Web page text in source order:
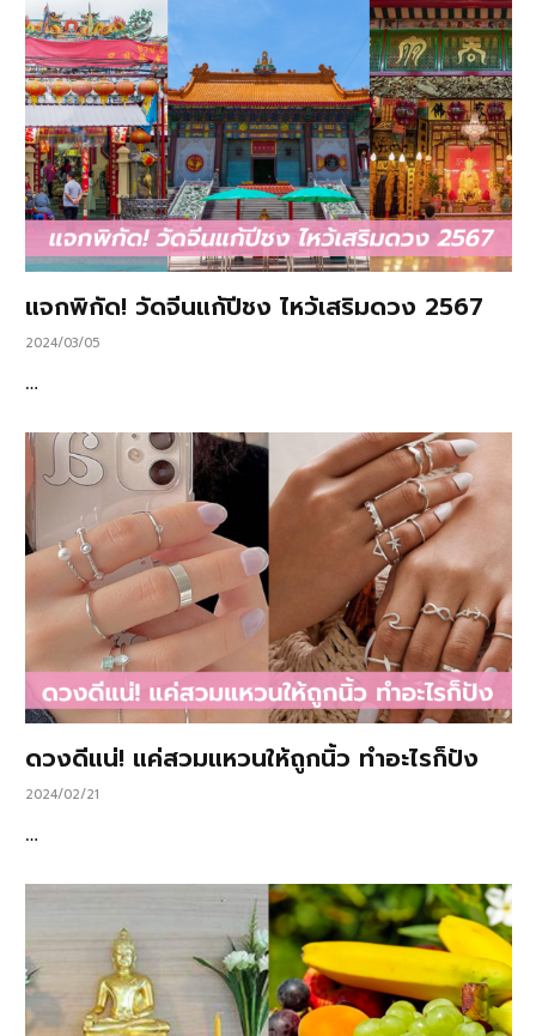
แจกพิกัด! วัดจีนแก้ปีชง ไหว้เสริมดวง 2567
2024/03/05
…
ดวงดีแน่! แค่สวมแหวนให้ถูกนิ้ว ทำอะไรก็ปัง
2024/02/21
…